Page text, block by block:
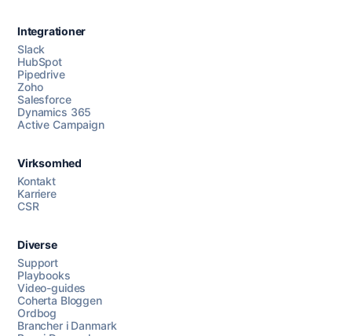
Chat med os
AI Campaign Assist
Integrationer
Slack
HubSpot
Pipedrive
Zoho
Salesforce
Dynamics 365
Active Campaign
Virksomhed
Kontakt
Karriere
CSR
Diverse
Support
Playbooks
Video-guides
Coherta Bloggen
Ordbog
Brancher i Danmark